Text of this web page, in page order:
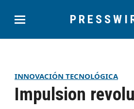
INNOVACIÓN TECNOLÓGICA
Impulsion